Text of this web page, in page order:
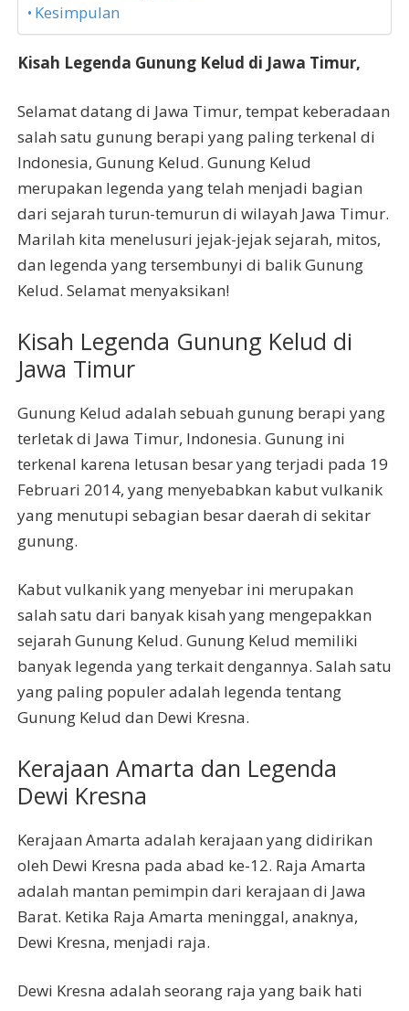
Kesimpulan
Kisah Legenda Gunung Kelud di Jawa Timur,
Selamat datang di Jawa Timur, tempat keberadaan
salah satu gunung berapi yang paling terkenal di
Indonesia, Gunung Kelud. Gunung Kelud
merupakan legenda yang telah menjadi bagian
dari sejarah turun-temurun di wilayah Jawa Timur.
Marilah kita menelusuri jejak-jejak sejarah, mitos,
dan legenda yang tersembunyi di balik Gunung
Kelud. Selamat menyaksikan!
Kisah Legenda Gunung Kelud di
Jawa Timur
Gunung Kelud adalah sebuah gunung berapi yang
terletak di Jawa Timur, Indonesia. Gunung ini
terkenal karena letusan besar yang terjadi pada 19
Februari 2014, yang menyebabkan kabut vulkanik
yang menutupi sebagian besar daerah di sekitar
gunung.
Kabut vulkanik yang menyebar ini merupakan
salah satu dari banyak kisah yang mengepakkan
sejarah Gunung Kelud. Gunung Kelud memiliki
banyak legenda yang terkait dengannya. Salah satu
yang paling populer adalah legenda tentang
Gunung Kelud dan Dewi Kresna.
Kerajaan Amarta dan Legenda
Dewi Kresna
Kerajaan Amarta adalah kerajaan yang didirikan
oleh Dewi Kresna pada abad ke-12. Raja Amarta
adalah mantan pemimpin dari kerajaan di Jawa
Barat. Ketika Raja Amarta meninggal, anaknya,
Dewi Kresna, menjadi raja.
Dewi Kresna adalah seorang raja yang baik hati